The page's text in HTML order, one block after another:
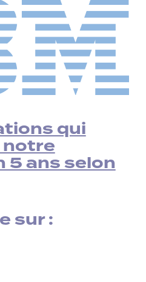
qui
5 ans selon
sur :